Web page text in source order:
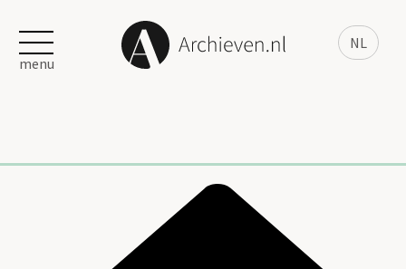
NL
menu